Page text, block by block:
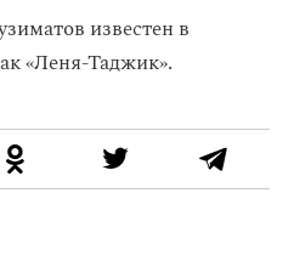
известен в
«Леня-Таджик».